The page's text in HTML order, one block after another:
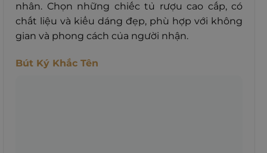
nhân. Chọn những chiếc tủ rượu cao cấp, có
chất liệu và kiểu dáng đẹp, phù hợp với không
gian và phong cách của người nhận.
Bút Ký Khắc Tên